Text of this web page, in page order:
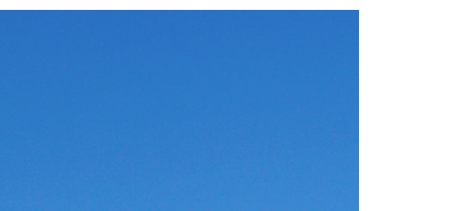
Acreditações A3ES